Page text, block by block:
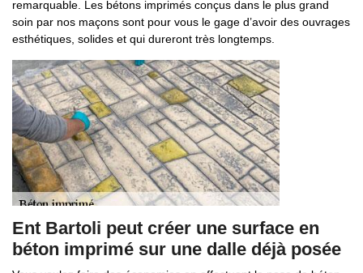
remarquable. Les bétons imprimés conçus dans le plus grand
soin par nos maçons sont pour vous le gage d’avoir des ouvrages
esthétiques, solides et qui dureront très longtemps.
Ent Bartoli peut créer une surface en
béton imprimé sur une dalle déjà posée